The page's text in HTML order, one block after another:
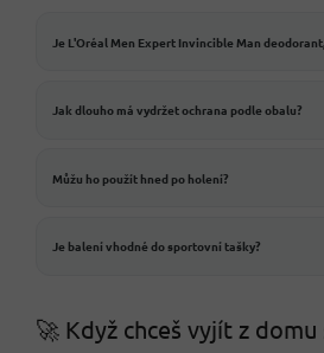
Je L'Oréal Men Expert Invincible Man
Jak dlouho má vydržet ochrana podle obalu?
Můžu ho použít hned po holení?
Je balení vhodné do sportovní tašky?
🚀 Když chceš vyjít z